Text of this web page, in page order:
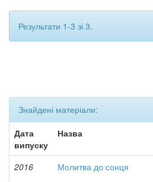
Результати 1-3 зі 3.
Знайдені матеріали:
Дата
випуску
Назва
2016 Молитва до сонця